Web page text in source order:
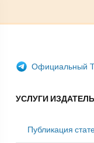
Официальный
УСЛУГИ
Публикация